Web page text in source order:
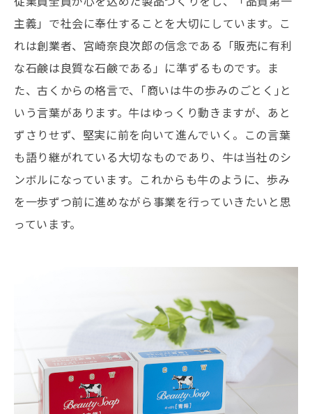
主義」で社会に奉仕することを大切にしています。こ
れは創業者、宮崎奈良次郎の信念である「販売に有利
な石鹸は良質な石鹸である」に準ずるものです。ま
た、古くからの格言で、｢商いは牛の歩みのごとく｣と
いう言葉があります。牛はゆっくり動きますが、あと
ずさりせず、堅実に前を向いて進んでいく。この言葉
も語り継がれている大切なものであり、牛は当社のシ
ンボルになっています。これからも牛のように、歩み
を一歩ずつ前に進めながら事業を行っていきたいと思
っています。